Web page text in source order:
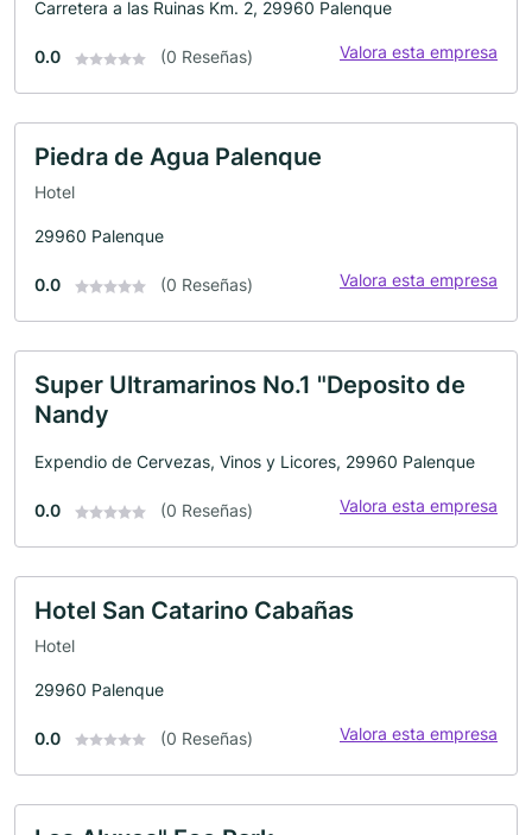
Carretera a las Ruinas Km. 2, 29960 Palenque
0.0 (0 Reseñas) Valora esta empresa
Piedra de Agua Palenque
Hotel
29960 Palenque
0.0 (0 Reseñas) Valora esta empresa
Super Ultramarinos No.1 "Deposito de
Nandy
Expendio de Cervezas, Vinos y Licores, 29960 Palenque
0.0 (0 Reseñas) Valora esta empresa
Hotel San Catarino Cabañas
Hotel
29960 Palenque
0.0 (0 Reseñas) Valora esta empresa